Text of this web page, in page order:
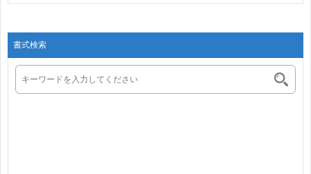
書式検索